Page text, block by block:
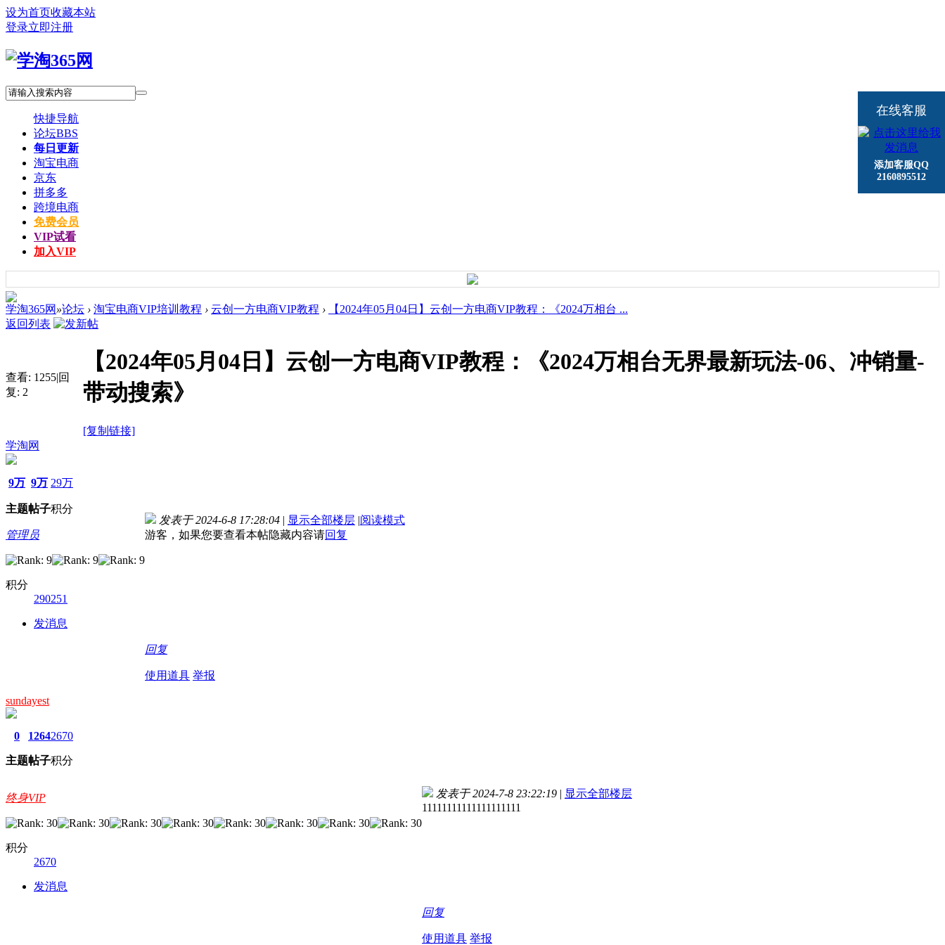
设为首页收藏本站
登录立即注册
快捷导航
论坛BBS
每日更新
淘宝电商
京东
拼多多
跨境电商
免费会员
VIP试看
加入VIP
学淘365网 »论坛 › 淘宝电商VIP培训教程 › 云创一方电商VIP教程 ›
【2024年05月04日】云创一方电商VIP教程：《2024万相台 ...
返回列表
查看: 1255|回
复: 2
【2024年05月04日】云创一方电商VIP教程：《2024万相台无界最新玩法-06、冲销量-
带动搜索》
[复制链接]
学淘网
9万
主题
9万
帖子
29万
积分
管理员
积分
290251
发消息
发表于 2024-6-8 17:28:04 | 显示全部楼层 |阅读模式
游客，如果您要查看本帖隐藏内容请回复
回复
使用道具 举报
sundayest
0
主题
1264
帖子
2670
积分
终身VIP
积分
2670
发消息
发表于 2024-7-8 23:22:19 | 显示全部楼层
11111111111111111111
回复
使用道具 举报
在线客服
添加客服QQ
2160895512